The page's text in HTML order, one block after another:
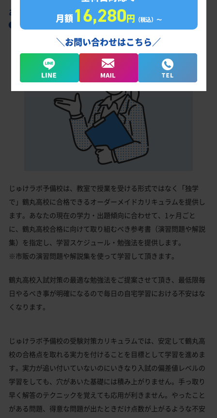
あなただけの学習計画だから成果が出る！
鶴丸高校合格に向けた受験対策カリキュラム
じゅけラボ予備校は、教室で授業を受ける形式ではなく「独学
で」鶴丸高校に合格できるオーダーメイドカリキュラムを提供し
ます。あなたの現在の学力・出題傾向に合わせて、1ヶ月ごと
に、鶴丸高校合格に向けて取り組むべき参考書（演習問題や解説
集）を指定し、学習スケジュール・勉強法を提供します。
※市販の演習問題や解説集を使って学習して頂きます。
鶴丸高校入試対策の最適な勉強法をご提案させて頂き、最低限毎
日やるべき事が明確になるので毎日の自宅学習における不安はな
くなります。
じゅけラボ予備校の受験対策カリキュラムでは、安定して鶴丸高
校の合格点を取れる実力を付けることを目標として学習を進めま
す。実力が追い付いていないのにいきなり入試の偏差値レベルの
学習をしても、穴があいた基礎には積み上がりません。手っ取り
早く解答のテクニックを覚えても応用が利きません。やったこと
がある問題、得意な問題が出たときだけ点数が上がるような不安
月額16,280円 （税込）〜
＼お問い合わせはこちら／